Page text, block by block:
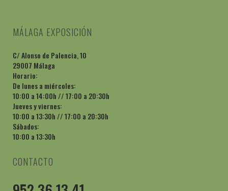
MÁLAGA EXPOSICIÓN
C/ Alonso de Palencia, 10
29007 Málaga
Horario:
De lunes a miércoles:
10:00 a 14:00h // 17:00 a 20:30h
Jueves y viernes:
10:00 a 13:30h // 17:00 a 20:30h
Sábados:
10:00 a 13:30h
CONTACTO